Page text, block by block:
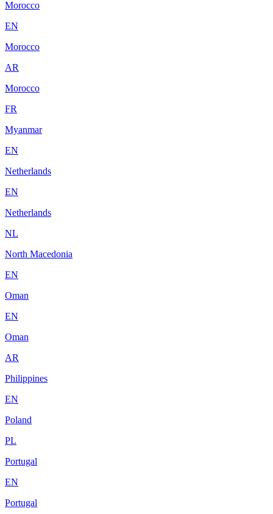
Morocco
EN
Morocco
AR
Morocco
FR
Myanmar
EN
Netherlands
EN
Netherlands
NL
North Macedonia
EN
Oman
EN
Oman
AR
Philippines
EN
Poland
PL
Portugal
EN
Portugal